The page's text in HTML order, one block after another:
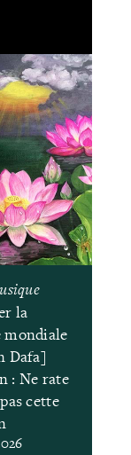
la
mondiale
Dafa]
: Ne rate
cette